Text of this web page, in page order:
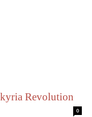
Revolution
0